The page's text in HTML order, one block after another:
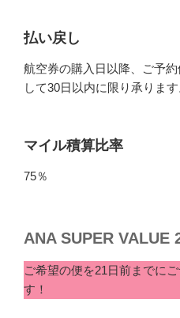
払い戻し
航空券の購入日以降、ご予
して30日以内に限り承ります
マイル積算比率
75％
ANA SUPER VALUE
ご希望の便を21日前までに
す！